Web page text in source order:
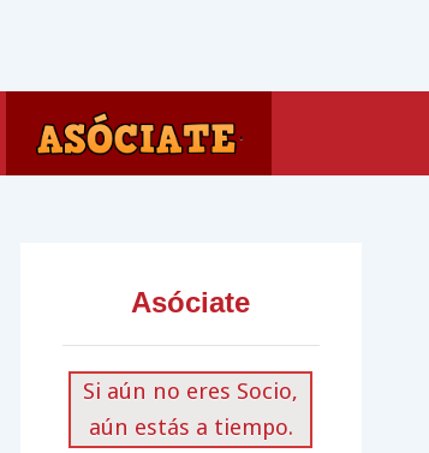
.
Asóciate
Si aún no eres Socio,
aún estás a tiempo.